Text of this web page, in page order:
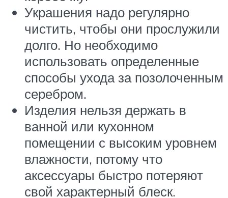
Украшения надо регулярно
чистить, чтобы они прослужили
долго. Но необходимо
использовать определенные
способы ухода за позолоченным
серебром.
Изделия нельзя держать в
ванной или кухонном
помещении с высоким уровнем
влажности, потому что
аксессуары быстро потеряют
свой характерный блеск.